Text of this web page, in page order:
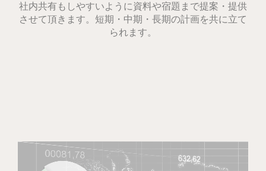
社内共有もしやすいように資料や宿題まで提案・提供
させて頂きます。 短期・中期・長期の計画を共に立て
られます。